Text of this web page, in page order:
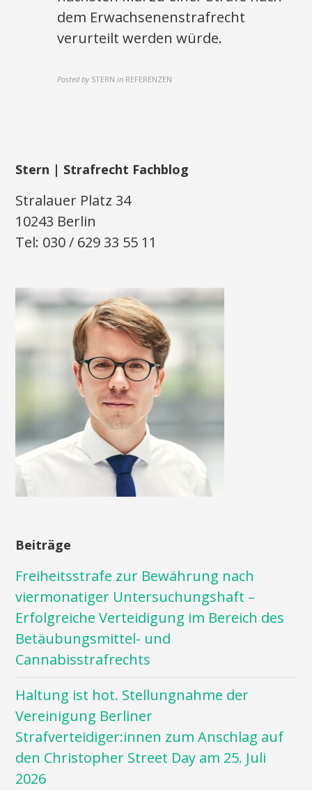
dem Erwachsenenstrafrecht
verurteilt werden würde.
Posted by STERN in REFERENZEN
Stern | Strafrecht Fachblog
Stralauer Platz 34
10243 Berlin
Tel: 030 / 629 33 55 11
Beiträge
Freiheitsstrafe zur Bewährung nach
viermonatiger Untersuchungshaft –
Erfolgreiche Verteidigung im Bereich des
Betäubungsmittel- und
Cannabisstrafrechts
Haltung ist hot. Stellungnahme der
Vereinigung Berliner
Strafverteidiger:innen zum Anschlag auf
den Christopher Street Day am 25. Juli
2026